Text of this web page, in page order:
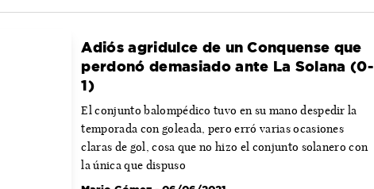
Adiós agridulce de un Conquense que
perdonó demasiado ante La Solana (0-
1)
El conjunto balompédico tuvo en su mano despedir la
temporada con goleada, pero erró varias ocasiones
claras de gol, cosa que no hizo el conjunto solanero con
la única que dispuso